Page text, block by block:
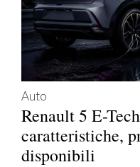
Auto
Renault 5 E-
caratteristiche,
disponibili